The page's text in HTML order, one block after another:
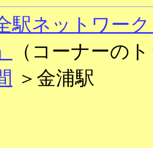
駅ネットワー
（コーナーの
＞金浦駅